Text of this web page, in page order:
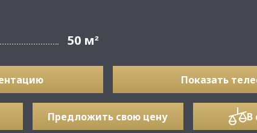
50 м²
Показать
Предложить свою цену В